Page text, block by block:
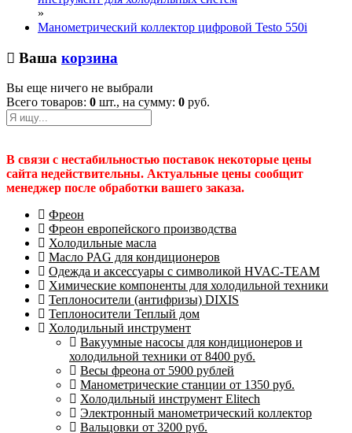
»
Манометрический коллектор цифровой Testo 550i
Ваша корзина
Вы еще ничего не выбрали
Всего товаров: 0 шт., на сумму: 0 руб.
В связи с нестабильностью поставок некоторые цены
сайта недействительны. Актуальные цены сообщит
менеджер после обработки вашего заказа.
Фреон
Фреон европейского производства
Холодильные масла
Масло PAG для кондиционеров
Одежда и аксессуары с символикой HVAC-TEAM
Химические компоненты для холодильной техники
Теплоносители (антифризы) DIXIS
Теплоносители Теплый дом
Холодильный инструмент
Вакуумные насосы для кондиционеров и
холодильной техники от 8400 руб.
Весы фреона от 5900 рублей
Манометрические станции от 1350 руб.
Холодильный инструмент Elitech
Электронный манометрический коллектор
Вальцовки от 3200 руб.